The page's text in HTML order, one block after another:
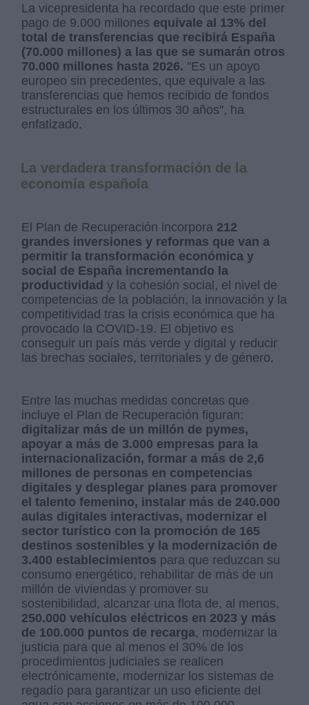
La vicepresidenta ha recordado que este primer
pago de 9.000 millones equivale al 13% del
total de transferencias que recibirá España
(70.000 millones) a las que se sumarán otros
70.000 millones hasta 2026. "Es un apoyo
europeo sin precedentes, que equivale a las
transferencias que hemos recibido de fondos
estructurales en los últimos 30 años", ha
enfatizado.
La verdadera transformación de la
economía española
El Plan de Recuperación incorpora 212
grandes inversiones y reformas que van a
permitir la transformación económica y
social de España incrementando la
productividad y la cohesión social, el nivel de
competencias de la población, la innovación y la
competitividad tras la crisis económica que ha
provocado la COVID-19. El objetivo es
conseguir un país más verde y digital y reducir
las brechas sociales, territoriales y de género.
Entre las muchas medidas concretas que
incluye el Plan de Recuperación figuran:
digitalizar más de un millón de pymes,
apoyar a más de 3.000 empresas para la
internacionalización, formar a más de 2,6
millones de personas en competencias
digitales y desplegar planes para promover
el talento femenino, instalar más de 240.000
aulas digitales interactivas, modernizar el
sector turístico con la promoción de 165
destinos sostenibles y la modernización de
3.400 establecimientos para que reduzcan su
consumo energético, rehabilitar de más de un
millón de viviendas y promover su
sostenibilidad, alcanzar una flota de, al menos,
250.000 vehículos eléctricos en 2023 y más
de 100.000 puntos de recarga, modernizar la
justicia para que al menos el 30% de los
procedimientos judiciales se realicen
electrónicamente, modernizar los sistemas de
regadío para garantizar un uso eficiente del